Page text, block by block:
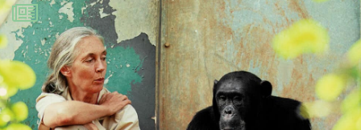
À nos vélos, à nos espadrilles de course,
à nos équipements de plein air!
Le temps file.